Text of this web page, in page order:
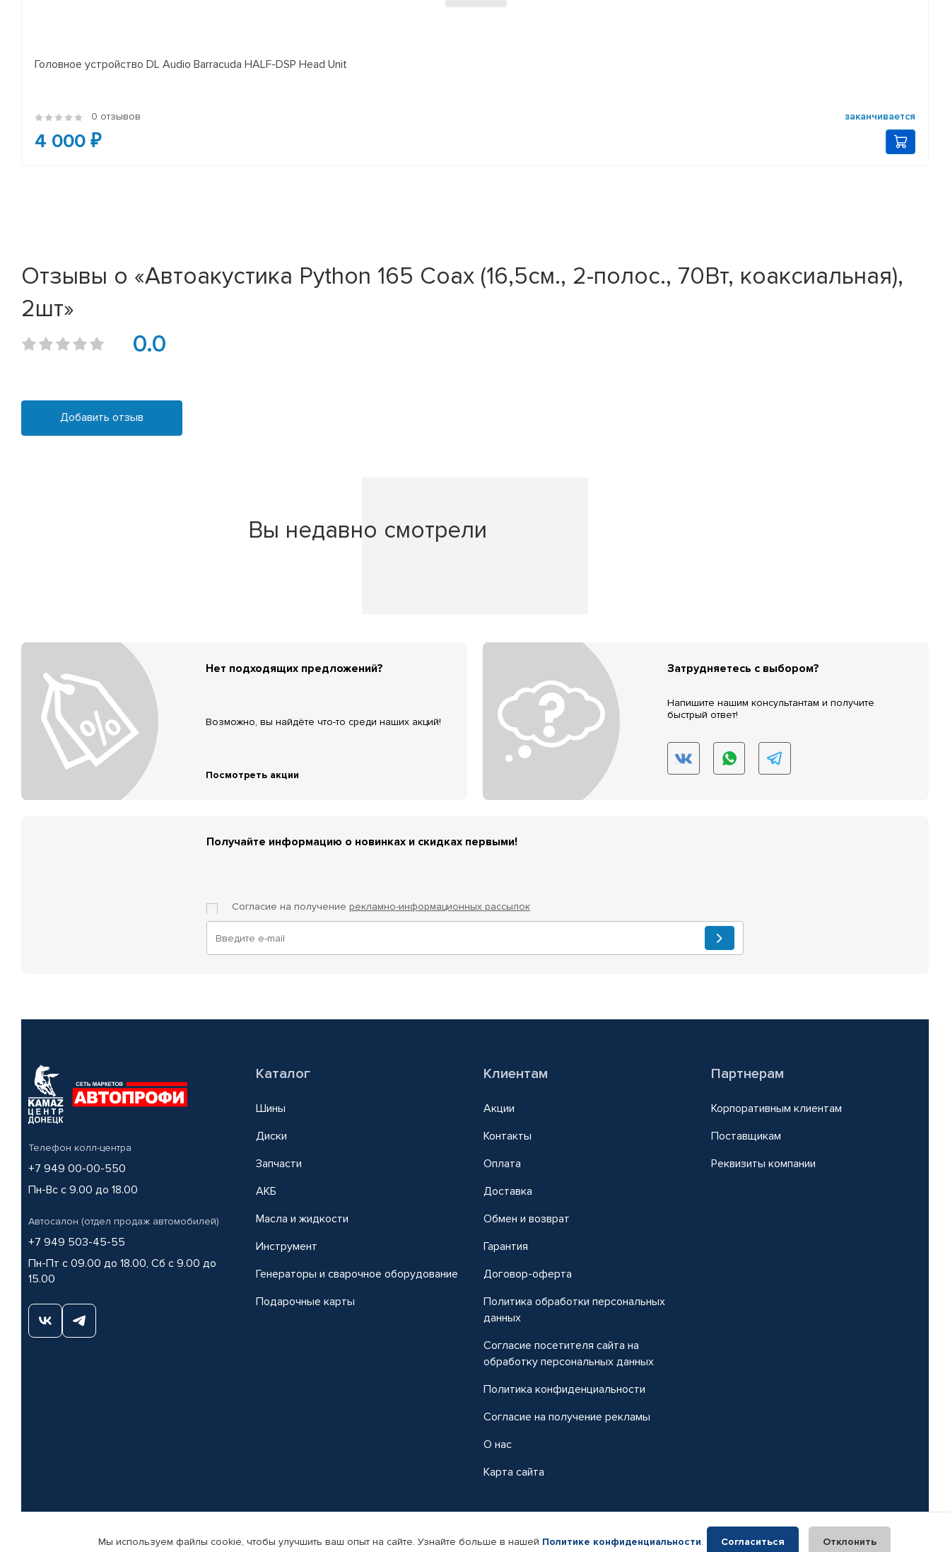
Головное устройство DL Audio Barracuda HALF-DSP Head Unit
0 отзывов заканчивается
4 000 ₽
Отзывы о «Автоакустика Python 165 Coax (16,5см., 2-полос., 70Вт, коаксиальная),
2шт»
0.0
Добавить отзыв
Вы недавно смотрели
Нет подходящих предложений?
Возможно, вы найдёте что-то среди наших акций!
Посмотреть акции
Затрудняетесь с выбором?
Напишите нашим консультантам и получите
быстрый ответ!
Получайте информацию о новинках и скидках первыми!
Согласие на получение рекламно-информационных рассылок
Телефон колл-центра
+7 949 00-00-550
Пн-Вс с 9.00 до 18.00
Автосалон (отдел продаж автомобилей)
+7 949 503-45-55
Пн-Пт с 09.00 до 18.00, Сб с 9.00 до
15.00
Каталог
Шины
Диски
Запчасти
АКБ
Масла и жидкости
Инструмент
Генераторы и сварочное оборудование
Подарочные карты
Клиентам
Акции
Контакты
Оплата
Доставка
Обмен и возврат
Гарантия
Договор-оферта
Политика обработки персональных
данных
Согласие посетителя сайта на
обработку персональных данных
Политика конфиденциальности
Согласие на получение рекламы
О нас
Карта сайта
Партнерам
Корпоративным клиентам
Поставщикам
Реквизиты компании
© КАМАЗ ЦЕНТР ДОНЕЦК, 2015-2026. Все права защищены. Интернет-магазин автомобильных товаров Автопрофи.
Мы используем файлы cookie, чтобы улучшить ваш опыт на сайте. Узнайте больше в нашей Политике конфиденциальности. Согласиться Отклонить